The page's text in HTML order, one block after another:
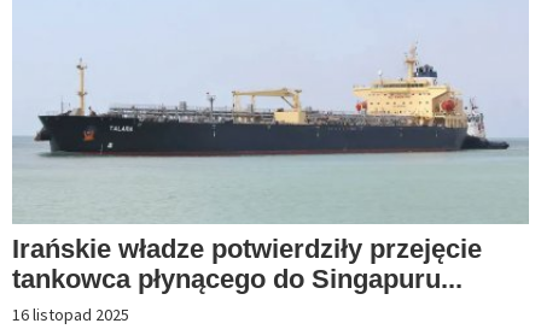
Irańskie władze potwierdziły przejęcie
tankowca płynącego do Singapuru...
16 listopad 2025